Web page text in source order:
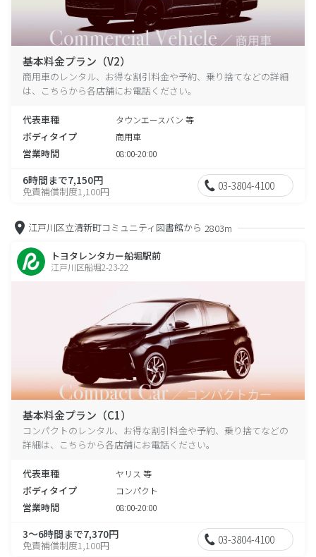
基本料金プラン（V2）
商用車のレンタル、お得な割引料金や予約、乗り捨てなどの詳細
は、こちらから各店舗にお電話ください。
代表車種 タウンエースバン 等
ボディタイプ 商用車
営業時間 08:00-20:00
6時間まで7,150円
免責補償制度1,100円 03-3804-4100
江戸川区立清新町コミュニティ図書館から 2803m
トヨタレンタカー船堀駅前
江戸川区船堀2-23-22
基本料金プラン（C1）
コンパクトのレンタル、お得な割引料金や予約、乗り捨てなどの
詳細は、こちらから各店舗にお電話ください。
代表車種 ヤリス 等
ボディタイプ コンパクト
営業時間 08:00-20:00
3～6時間まで7,370円
免責補償制度1,100円 03-3804-4100